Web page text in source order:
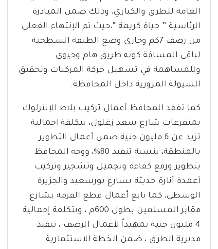
العامة للطرق والكباري، وذلك ضمن المبادرة
الرئاسية ” حياة كريمة “،حيث تم الإنتهاء الفعلى
من رصف 7كم وجارى وضع الطبقة السطحية
لباقى المسافة كونه طريق هام وحيوي
وللمساهمة في تسهيل حركة المركبات وتحقيق
السيولة المرورية داخل المحافظة.
كما تفقد المحافظ أعمال تركيب بلاط الإنترلوك
بمتفرعات شارع سعد زغلول، بتكلفة اجمالية
تزيد عن 6 مليون جنية ضمن أعمال التطوير
بالمنطقة، بنسبة تنفيذ 80%، ووجه المحافظ
بتطوير ورفع كفاءة وتجميل وتشجير وتركيب
أعمدة أنارة حديثة بشارع بورسعيد والجزيرة
الوسطى، كما تابع أعمال قطع الفرمة بشارع
مقابر المسلمين بطول 600م ، وبتكلفة إجمالية
4 مليون جنية تمهيداً لأعمال الرصف ، تنفيذ
مديرية الطرق ، ضمن الخطة الاستثمارية